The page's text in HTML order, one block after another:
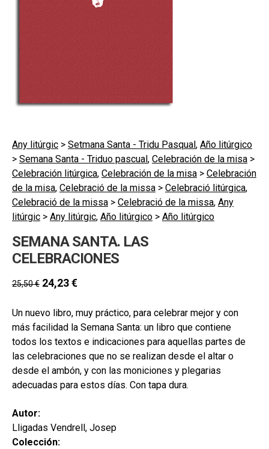
EL MEU COMPTE
CERCAR
Any litúrgic > Setmana Santa - Tridu Pasqual, Año litúrgico
> Semana Santa - Triduo pascual, Celebración de la misa >
Celebración litúrgica, Celebración de la misa > Celebración
de la misa, Celebració de la missa > Celebració litúrgica,
Celebració de la missa > Celebració de la missa, Any
litúrgic > Any litúrgic, Año litúrgico > Año litúrgico
SEMANA SANTA. LAS
CELEBRACIONES
25,50€ 24,23€
Un nuevo libro, muy práctico, para celebrar mejor y con
más facilidad la Semana Santa: un libro que contiene
todos los textos e indicaciones para aquellas partes de
las celebraciones que no se realizan desde el altar o
desde el ambón, y con las moniciones y plegarias
adecuadas para estos días. Con tapa dura.
Autor:
Lligadas Vendrell, Josep
Colección: